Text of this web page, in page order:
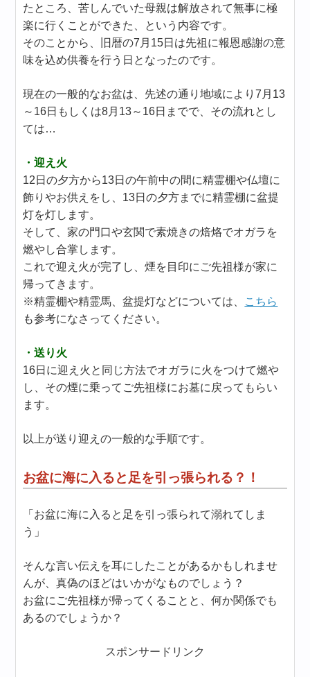
たところ、苦しんでいた母親は解放されて無事に極
楽に行くことができた、という内容です。
そのことから、旧暦の7月15日は先祖に報恩感謝の意
味を込め供養を行う日となったのです。
現在の一般的なお盆は、先述の通り地域により7月13
～16日もしくは8月13～16日までで、その流れとし
ては…
・迎え火
12日の夕方から13日の午前中の間に精霊棚や仏壇に
飾りやお供えをし、13日の夕方までに精霊棚に盆提
灯を灯します。
そして、家の門口や玄関で素焼きの焙烙でオガラを
燃やし合掌します。
これで迎え火が完了し、煙を目印にご先祖様が家に
帰ってきます。
※精霊棚や精霊馬、盆提灯などについては、 こちら
も参考になさってください。
・送り火
16日に迎え火と同じ方法でオガラに火をつけて燃や
し、その煙に乗ってご先祖様にお墓に戻ってもらい
ます。
以上が送り迎えの一般的な手順です。
お盆に海に入ると足を引っ張られる？！
「お盆に海に入ると足を引っ張られて溺れてしま
う」
そんな言い伝えを耳にしたことがあるかもしれませ
んが、真偽のほどはいかがなものでしょう？
お盆にご先祖様が帰ってくることと、何か関係でも
あるのでしょうか？
スポンサードリンク